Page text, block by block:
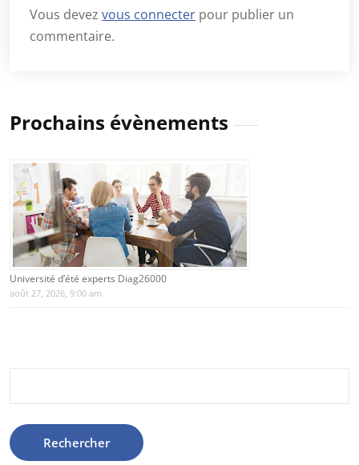
Vous devez vous connecter pour publier un
commentaire.
Prochains évènements
Université d’été experts Diag26000
août 27, 2026, 9:00 am